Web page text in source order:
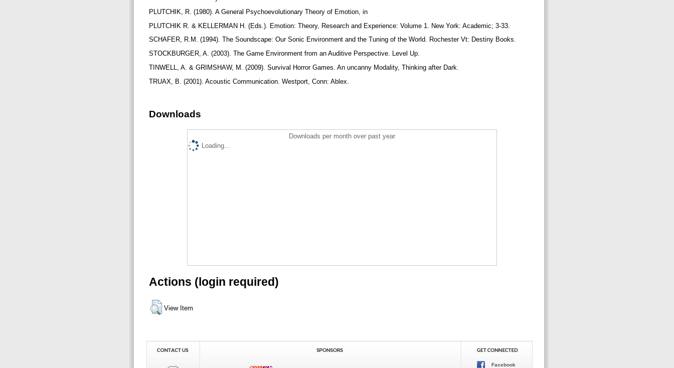
PLUTCHIK, R. (1980). A General Psychoevolutionary Theory of Emotion, in
PLUTCHIK R. & KELLERMAN H. (Eds.). Emotion: Theory, Research and Experience: Volume 1. New York: Academic; 3-33.
SCHAFER, R.M. (1994). The Soundscape: Our Sonic Environment and the Tuning of the World. Rochester Vt: Destiny Books.
STOCKBURGER, A. (2003). The Game Environment from an Auditive Perspective. Level Up.
TINWELL, A. & GRIMSHAW, M. (2009). Survival Horror Games. An uncanny Modality, Thinking after Dark.
TRUAX, B. (2001). Acoustic Communication. Westport, Conn: Ablex.
Downloads
Downloads per month over past year
Loading...
Actions (login required)
View Item
Facebook